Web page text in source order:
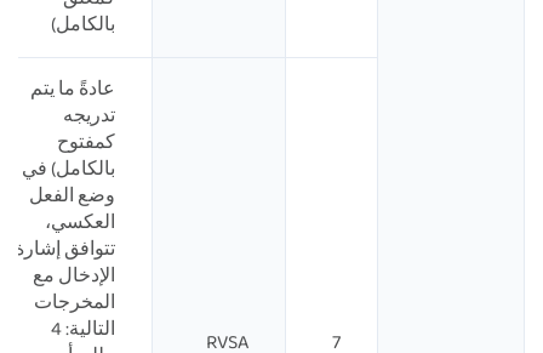
بالكامل)
7
RVSA
عادةً ما يتم
تدريجه
كمفتوح
بالكامل) في
وضع الفعل
العكسي،
تتوافق إشارة
الإدخال مع
المخرجات
التالية: 4